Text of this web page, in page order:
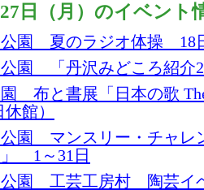
日（月）のイベント
公園 夏のラジオ体操 18
園 「丹沢みどころ紹介
布と書展「日本の歌
館）
園 マンスリー・チャレ
1～31日
公園 工芸工房村 陶芸イ